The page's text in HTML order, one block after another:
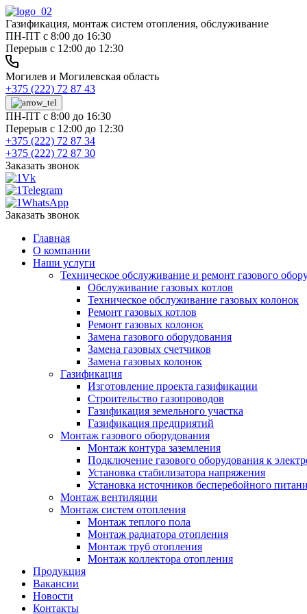
Газификация, монтаж систем отопления, обслуживание
ПН-ПТ с 8:00 до 16:30
Перерыв с 12:00 до 12:30
Могилев и Могилевская область
+375 (222) 72 87 43
ПН-ПТ с 8:00 до 16:30
Перерыв с 12:00 до 12:30
+375 (222) 72 87 34
+375 (222) 72 87 30
Заказать звонок
Заказать звонок
Главная
О компании
Наши услуги
Техническое обслуживание и ремонт газового
Обслуживание газовых котлов
Техническое обслуживание газовых колонок
Ремонт газовых котлов
Ремонт газовых колонок
Замена газового оборудования
Замена газовых счетчиков
Замена газовых колонок
Газификация
Изготовление проекта газификации
Строительство газопроводов
Газификация земельного участка
Газификация предприятий
Монтаж газового оборудования
Монтаж контура заземления
Подключение газового оборудования к
Установка стабилизатора напряжения
Установка источников бесперебойного
Монтаж вентиляции
Монтаж систем отопления
Монтаж теплого пола
Монтаж радиатора отопления
Монтаж труб отопления
Монтаж коллектора отопления
Продукция
Вакансии
Новости
Контакты